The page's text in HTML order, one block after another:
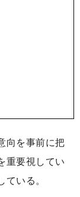
向を事前に把
重要視してい
いる。